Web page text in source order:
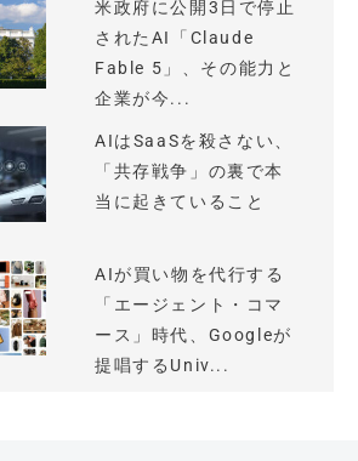
米政府に公開3日で停止
されたAI「Claude
Fable 5」、その能力と
企業が今...
AIはSaaSを殺さない、
「共存戦争」の裏で本
当に起きていること
AIが買い物を代行する
「エージェント・コマ
ース」時代、Googleが
提唱するUniv...